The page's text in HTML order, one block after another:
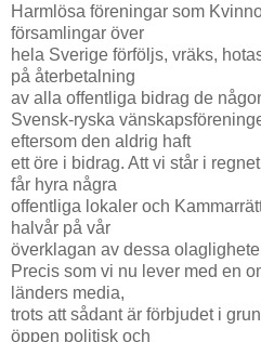
Harmlösa föreningar som
församlingar över
hela Sverige förföljs, vräks,
på återbetalning
av alla offentliga bidrag de
Svensk-ryska
eftersom den aldrig haft
ett öre i bidrag. Att vi står i
får hyra några
offentliga lokaler och
halvår på vår
överklagan av dessa
Precis som vi nu lever med en
länders media,
trots att sådant är förbjudet i
öppen politisk och